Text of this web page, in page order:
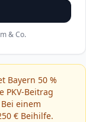
& Co.
Bayern 50 %
PKV-Beitrag
einem
€ Beihilfe.